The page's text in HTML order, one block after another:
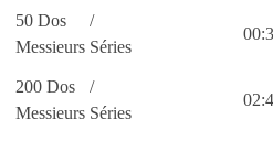
50 Dos
Messieurs
/
Séries
200 Dos
Messieurs
/
Séries